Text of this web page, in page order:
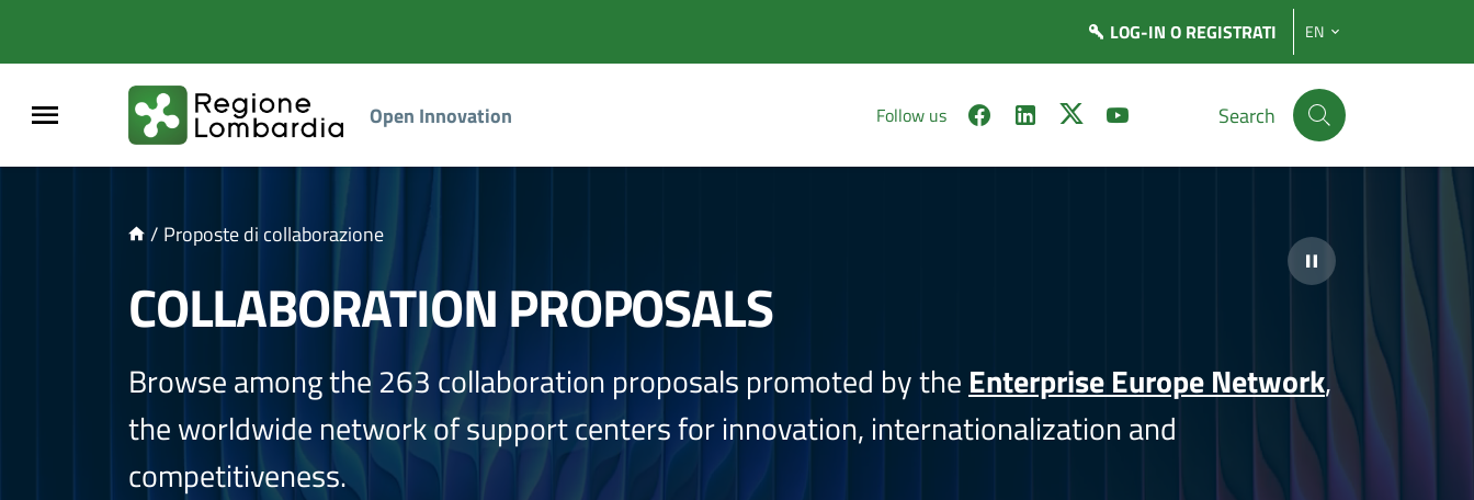
LOG-IN O REGISTRATI EN
Open Innovation Follow us Search
/ Proposte di collaborazione
COLLABORATION PROPOSALS
Browse among the 263 collaboration proposals promoted by the Enterprise Europe Network,
the worldwide network of support centers for innovation, internationalization and
competitiveness.